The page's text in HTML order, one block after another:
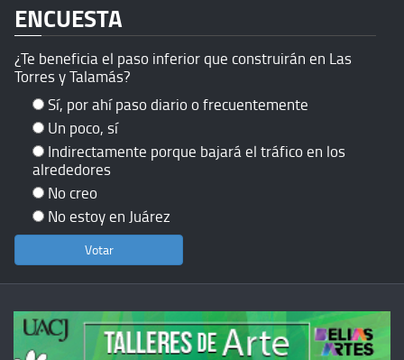
ENCUESTA
¿Te beneficia el paso inferior que construirán en Las
Torres y Talamás?
Sí, por ahí paso diario o frecuentemente
Un poco, sí
Indirectamente porque bajará el tráfico en los
alrededores
No creo
No estoy en Juárez